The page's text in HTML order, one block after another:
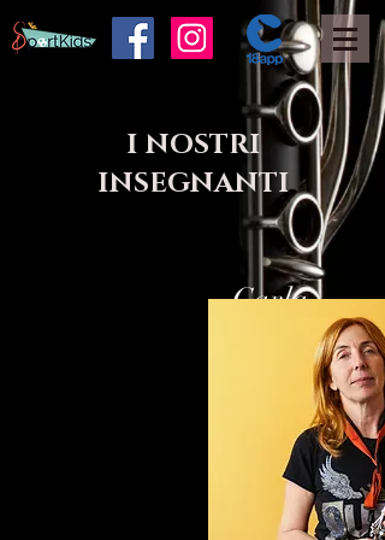
I NOSTRI
INSEGNANTI
Carla
Ferrero